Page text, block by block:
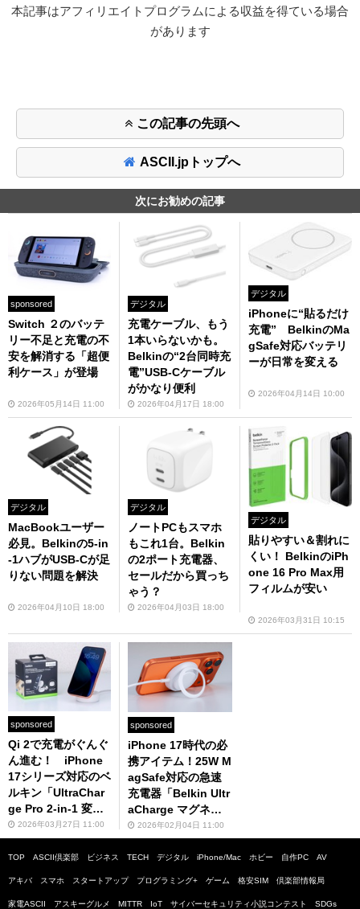
本記事はアフィリエイトプログラムによる収益を得ている場合
があります
この記事の先頭へ
ASCII.jpトップへ
次にお勧めの記事
sponsored
Switch ２のバッテ
リー不足と充電の不
安を解消する「超便
利ケース」が登場
2026年05月14日 11:00
デジタル
充電ケーブル、もう
1本いらないかも。
Belkinの“2台同時充
電”USB-Cケーブル
がかなり便利
2026年04月17日 18:00
デジタル
iPhoneに“貼るだけ
充電” BelkinのMa
gSafe対応バッテリ
ーが日常を変える
2026年04月14日 10:00
デジタル
MacBookユーザー
必見。Belkinの5-in
-1ハブがUSB-Cが足
りない問題を解決
2026年04月10日 18:00
デジタル
ノートPCもスマホ
もこれ1台。Belkin
の2ポート充電器、
セールだから買っち
ゃう？
2026年04月03日 18:00
デジタル
貼りやすい＆割れに
くい！ BelkinのiPh
one 16 Pro Max用
フィルムが安い
2026年03月31日 10:15
sponsored
Qi 2で充電がぐんぐ
ん進む！ iPhone
17シリーズ対応のベ
ルキン「UltraChar
ge Pro 2-in-1 変形
式マグネット充電器
25W」に感動
2026年03月27日 11:00
sponsored
iPhone 17時代の必
携アイテム！25W M
agSafe対応の急速
充電器「Belkin Ultr
aCharge マグネッ
トチャージャー25
W」レビュー
2026年02月04日 11:00
TOP ASCII倶楽部 ビジネス TECH デジタル iPhone/Mac ホビー 自作PC AV
アキバ スマホ スタートアップ プログラミング+ ゲーム 格安SIM 倶楽部情報局
家電ASCII アスキーグルメ MITTR IoT サイバーセキュリティ小説コンテスト SDGs